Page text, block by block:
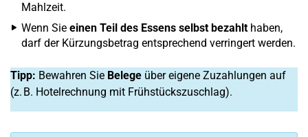
Mahlzeit.
Wenn Sie einen Teil des Essens selbst bezahlthaben,
darf der Kürzungsbetrag entsprechend verringert werden.
Tipp: Bewahren Sie Belege über eigene Zuzahlungen auf
(z. B. Hotelrechnung mit Frühstückszuschlag).